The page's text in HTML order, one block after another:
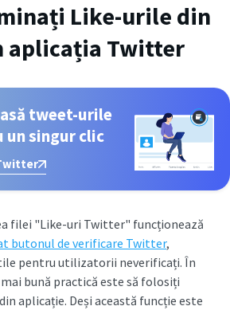
Like-urile din
aplicația Twitter
tweet-urile
un singur clic
filei "Like-uri Twitter" funcționează
butonul de verificare Twitter,
pentru utilizatorii neverificați. În
bună practică este să folosiți
aplicație. Deși această funcție este